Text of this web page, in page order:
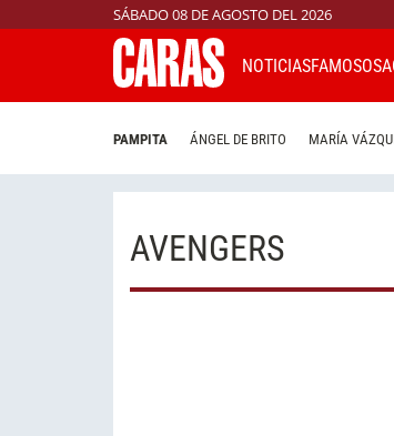
SÁBADO 08 DE AGOSTO DEL 2026
NOTICIASFAMOSOS
PAMPITA ÁNGEL DE BRITO MARÍA
AVENGERS